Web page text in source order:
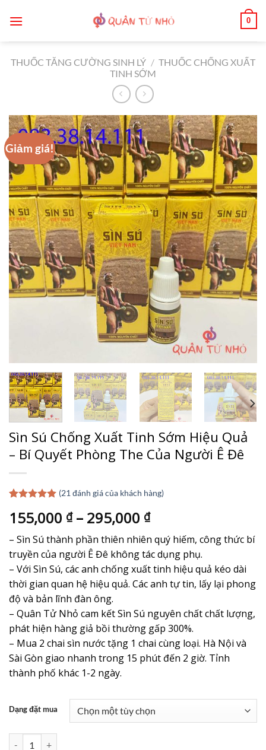
qua
0
THUỐC TĂNG CƯỜNG SINH LÝ / THUỐC CHỐNG XUẤT
TINH SỚM
Giảm giá!
Sìn Sú Chống Xuất Tinh Sớm Hiệu Quả
– Bí Quyết Phòng The Của Người Ê Đê
dựa trên
đánh giá
(21 đánh giá của khách hàng)
155,000 ₫– 295,000 ₫
– Sìn Sú thành phần thiên nhiên quý hiếm, công thức bí
truyền của người Ê Đê không tác dụng phụ.
– Với Sìn Sú, các anh chống xuất tinh hiệu quả kéo dài
thời gian quan hệ hiệu quả. Các anh tự tin, lấy lại phong
độ và bản lĩnh đàn ông.
– Quân Tử Nhỏ cam kết Sìn Sú nguyên chất chất lượng,
phát hiện hàng giả bồi thường gấp 300%.
– Mua 2 chai sìn nước tặng 1 chai cùng loại. Hà Nội và
Sài Gòn giao nhanh trong 15 phút đến 2 giờ. Tỉnh
thành phố khác 1-2 ngày.
Dạng đặt mua